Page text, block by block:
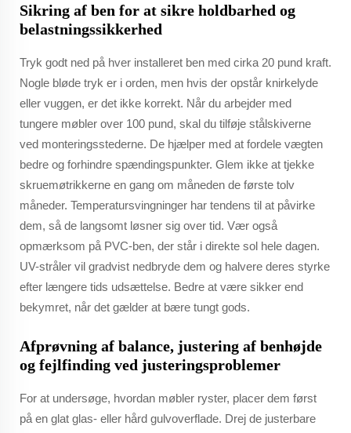
Sikring af ben for at sikre holdbarhed og
belastningssikkerhed
Tryk godt ned på hver installeret ben med cirka 20 pund kraft.
Nogle bløde tryk er i orden, men hvis der opstår knirkelyde
eller vuggen, er det ikke korrekt. Når du arbejder med
tungere møbler over 100 pund, skal du tilføje stålskiverne
ved monteringsstederne. De hjælper med at fordele vægten
bedre og forhindre spændingspunkter. Glem ikke at tjekke
skruemøtrikkerne en gang om måneden de første tolv
måneder. Temperatursvingninger har tendens til at påvirke
dem, så de langsomt løsner sig over tid. Vær også
opmærksom på PVC-ben, der står i direkte sol hele dagen.
UV-stråler vil gradvist nedbryde dem og halvere deres styrke
efter længere tids udsættelse. Bedre at være sikker end
bekymret, når det gælder at bære tungt gods.
Afprøvning af balance, justering af benhøjde
og fejlfinding ved justeringsproblemer
For at undersøge, hvordan møbler ryster, placer dem først
på en glat glas- eller hård gulvoverflade. Drej de justerbare